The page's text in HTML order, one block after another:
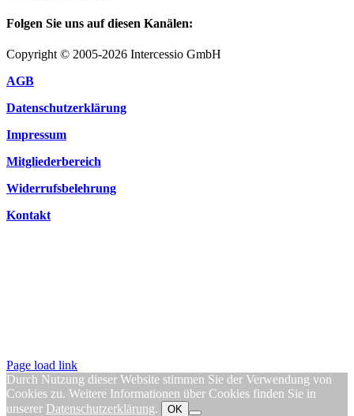
Folgen Sie uns auf diesen Kanälen:
Copyright © 2005-2026 Intercessio GmbH
AGB
Datenschutzerklärung
Impressum
Mitgliederbereich
Widerrufsbelehrung
Kontakt
Page load link
Durch Nutzung dieser Website stimmen Sie der Verwendung von
Cookies zu. Weitere Informationen über Cookies finden Sie in
unserer Datenschutzerklärung. OK